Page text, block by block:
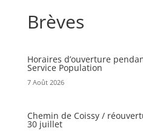
Brèves
Horaires d’ouverture
Service Population
7 Août 2026
Chemin de Coissy /
30 juillet